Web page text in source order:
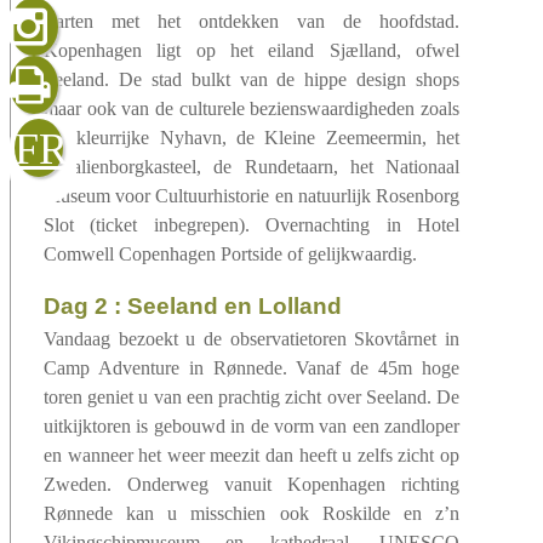
FR
gelezen
sluiten verzenden
starten met het ontdekken van de hoofdstad.
Kopenhagen ligt op het eiland Sjælland, ofwel
Seeland. De stad bulkt van de hippe design shops
maar ook van de culturele bezienswaardigheden zoals
het kleurrijke Nyhavn, de Kleine Zeemeermin, het
Amalienborgkasteel, de Rundetaarn, het Nationaal
Museum voor Cultuurhistorie en natuurlijk Rosenborg
Slot (ticket inbegrepen). Overnachting in Hotel
Comwell Copenhagen Portside of gelijkwaardig.
dag 2 : Seeland en Lolland
Vandaag bezoekt u de observatietoren Skovtårnet in
Camp Adventure in Rønnede. Vanaf de 45m hoge
toren geniet u van een prachtig zicht over Seeland. De
uitkijktoren is gebouwd in de vorm van een zandloper
en wanneer het weer meezit dan heeft u zelfs zicht op
Zweden. Onderweg vanuit Kopenhagen richting
Rønnede kan u misschien ook Roskilde en z’n